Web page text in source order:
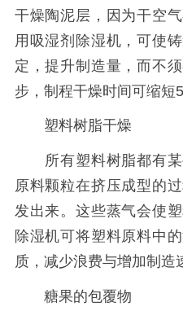
干燥陶泥层，因为干空
用吸湿剂除湿机，可使
定，提升制造量，而不
步，制程干燥时间可缩短
塑料树脂干燥
所有塑料树脂都有某
原料颗粒在挤压成型的
发出来。这些蒸气会使
除湿机可将塑料原料中
质，减少浪费与增加制造
糖果的包覆物